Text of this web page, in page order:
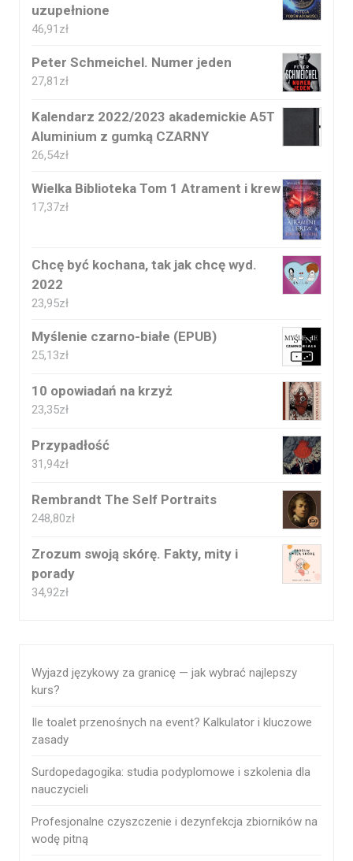
uzupełnione
46,91 zł
Peter Schmeichel. Numer jeden
27,81 zł
Kalendarz 2022/2023 akademickie A5T
Aluminium z gumką CZARNY
26,54zł
Wielka Biblioteka Tom 1 Atrament i krew
17,37zł
Chcę być kochana, tak jak chcę wyd.
2022
23,95zł
Myślenie czarno-białe (EPUB)
25,13zł
10 opowiadań na krzyż
23,35zł
Przypadłość
31,94zł
Rembrandt The Self Portraits
248,80zł
Zrozum swoją skórę. Fakty, mity i
porady
34,92zł
Wyjazd językowy za granicę — jak wybrać najlepszy
kurs?
Ile toalet przenośnych na event? Kalkulator i kluczowe
zasady
Surdopedagogika: studia podyplomowe i szkolenia dla
nauczycieli
Profesjonalne czyszczenie i dezynfekcja zbiorników na
wodę pitną